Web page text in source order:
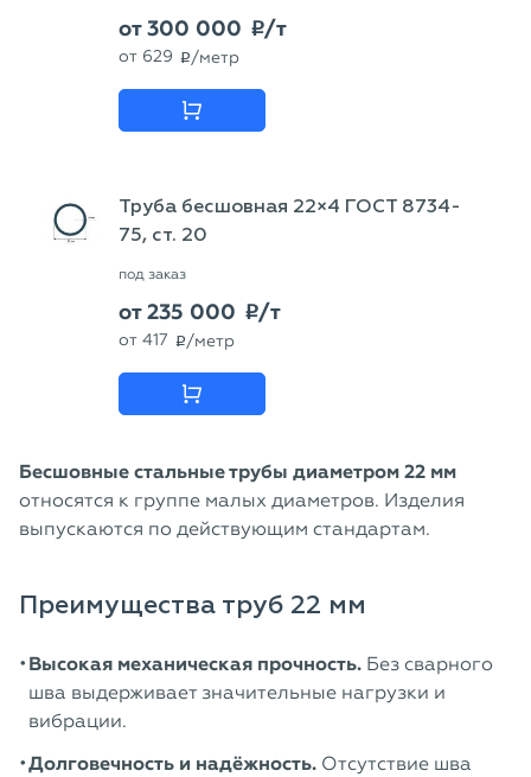
от300 000 p/т
от 629 p /метр
Труба бесшовная 22×4 ГОСТ 8734-
75, ст. 20
под заказ
от235 000 p/т
от 417 p /метр
Бесшовные стальные трубы диаметром 22 мм
относятся к группе малых диаметров. Изделия
выпускаются по действующим стандартам.
Преимущества труб 22 мм
Высокая механическая прочность. Без сварного
шва выдерживает значительные нагрузки и
вибрации.
Долговечность и надёжность. Отсутствие шва